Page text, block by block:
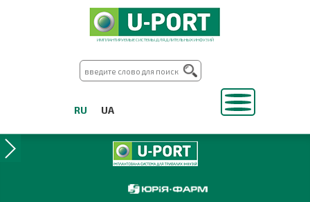
ИМПЛАНТИРУЕМЫЕ СИСТЕМЫ ДЛЯ ДЛИТЕЛЬНЫХ ИНФУЗИЙ
RU UA